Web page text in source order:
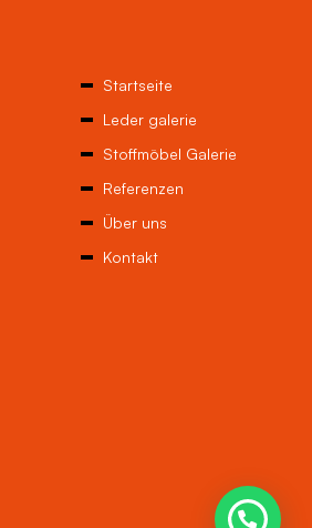
Startseite
Leder galerie
Stoffmöbel Galerie
Referenzen
Über uns
Kontakt